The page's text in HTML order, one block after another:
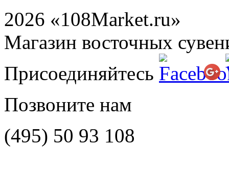
2026 «108Market.ru»
Магазин восточных
Присоединяйтесь
Позвоните нам
(495) 50 93 108